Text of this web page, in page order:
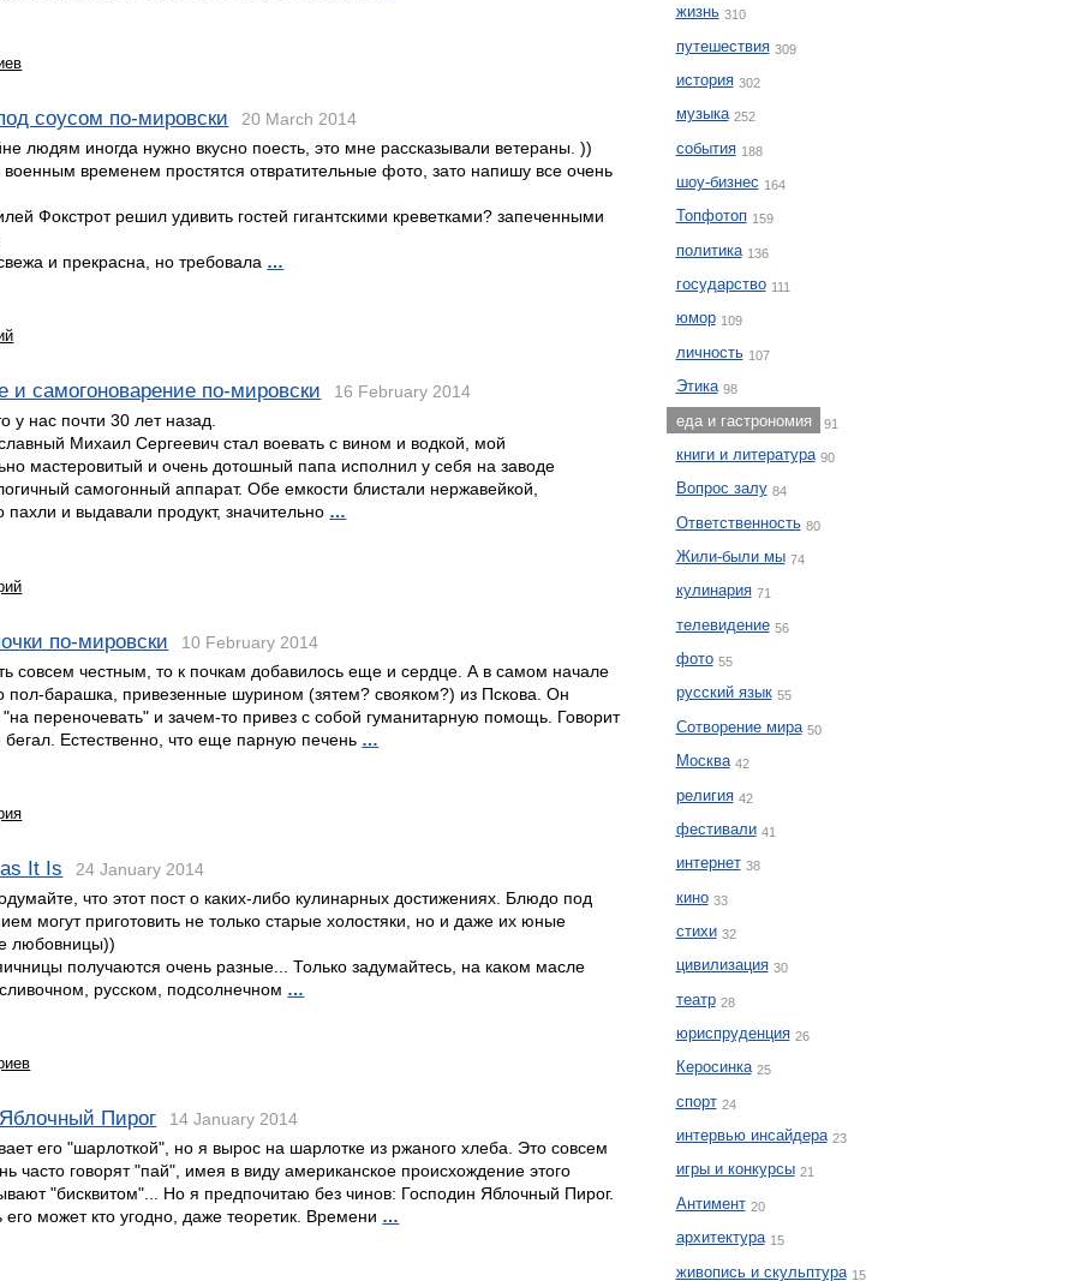
соусом по-мировски
20 March 2014
людям иногда нужно вкусно поесть, это мне рассказывали ветераны. ))
военным временем простятся отвратительные фото, зато напишу все очень
Фокстрот решил удивить гостей гигантскими креветками? запеченными
и прекрасна, но требовала …
и самогоноварение по-мировски
16 February 2014
у нас почти 30 лет назад.
Михаил Сергеевич стал воевать с вином и водкой, мой
мастеровитый и очень дотошный папа исполнил у себя на заводе
самогонный аппарат. Обе емкости блистали нержавейкой,
пахли и выдавали продукт, значительно …
по-мировски
10 February 2014
совсем честным, то к почкам добавилось еще и сердце. А в самом начале
пол-барашка, привезенные шурином (зятем? свояком?) из Пскова. Он
переночевать" и зачем-то привез с собой гуманитарную помощь. Говорит
Естественно, что еще парную печень …
It Is
24 January 2014
что этот пост о каких-либо кулинарных достижениях. Блюдо под
могут приготовить не только старые холостяки, но и даже их юные
любовницы))
получаются очень разные... Только задумайтесь, на каком масле
русском, подсолнечном …
Пирог
14 January 2014
его "шарлоткой", но я вырос на шарлотке из ржаного хлеба. Это совсем
часто говорят "пай", имея в виду американское происхождение этого
"бисквитом"... Но я предпочитаю без чинов: Господин Яблочный Пирог.
его может кто угодно, даже теоретик. Времени …
жизнь 310
путешествия 309
история 302
музыка 252
события 188
шоу-бизнес 164
Топфотоп 159
политика 136
государство 111
юмор 109
личность 107
Этика 98
еда и гастрономия 91
книги и литература 90
Вопрос залу 84
Ответственность 80
Жили-были мы 74
кулинария 71
телевидение 56
фото 55
русский язык 55
Сотворение мира 50
Москва 42
религия 42
фестивали 41
интернет 38
кино 33
стихи 32
цивилизация 30
театр 28
юриспруденция 26
Керосинка 25
спорт 24
интервью инсайдера 23
игры и конкурсы 21
Антимент 20
архитектура 15
живопись и скульптура 15